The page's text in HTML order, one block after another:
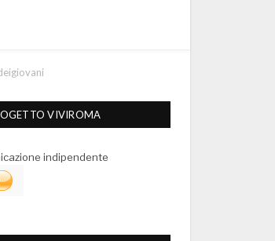
VIVIROMA
indipendente